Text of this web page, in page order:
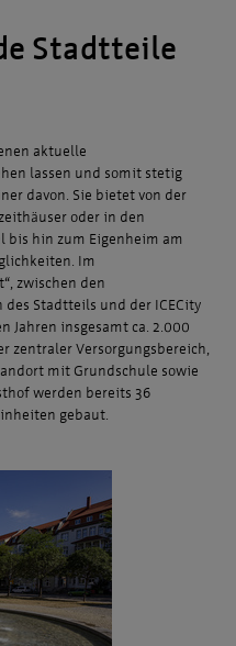
Stadtteile
aktuelle
lassen und somit stetig
davon. Sie bietet von der
oder in den
hin zum Eigenheim am
Im
zwischen den
Stadtteils und der ICECity
Jahren insgesamt ca. 2.000
zentraler Versorgungsbereich,
mit Grundschule sowie
werden bereits 36
gebaut.